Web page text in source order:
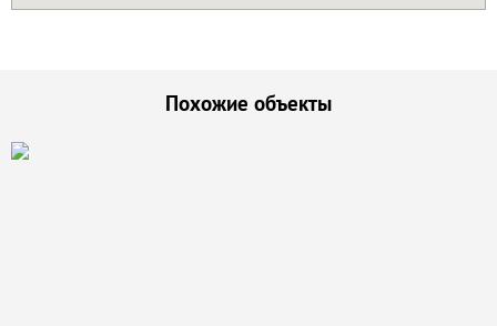
Похожие объекты